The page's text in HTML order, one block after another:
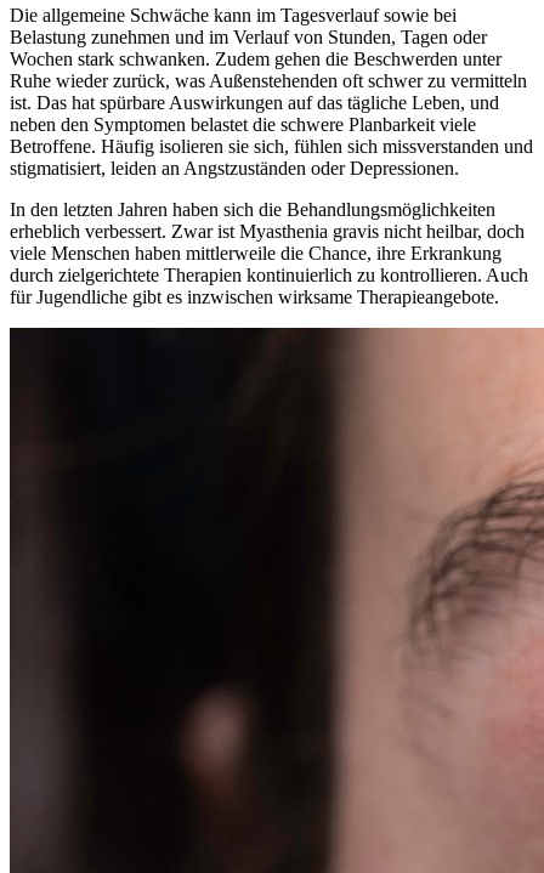
Die allgemeine Schwäche kann im Tagesverlauf sowie bei
Belastung zunehmen und im Verlauf von Stunden, Tagen oder
Wochen stark schwanken. Zudem gehen die Beschwerden unter
Ruhe wieder zurück, was Außenstehenden oft schwer zu vermitteln
ist. Das hat spürbare Auswirkungen auf das tägliche Leben, und
neben den Symptomen belastet die schwere Planbarkeit viele
Betroffene. Häufig isolieren sie sich, fühlen sich missverstanden und
stigmatisiert, leiden an Angstzuständen oder Depressionen.
In den letzten Jahren haben sich die Behandlungsmöglichkeiten
erheblich verbessert. Zwar ist Myasthenia gravis nicht heilbar, doch
viele Menschen haben mittlerweile die Chance, ihre Erkrankung
durch zielgerichtete Therapien kontinuierlich zu kontrollieren. Auch
für Jugendliche gibt es inzwischen wirksame Therapieangebote.